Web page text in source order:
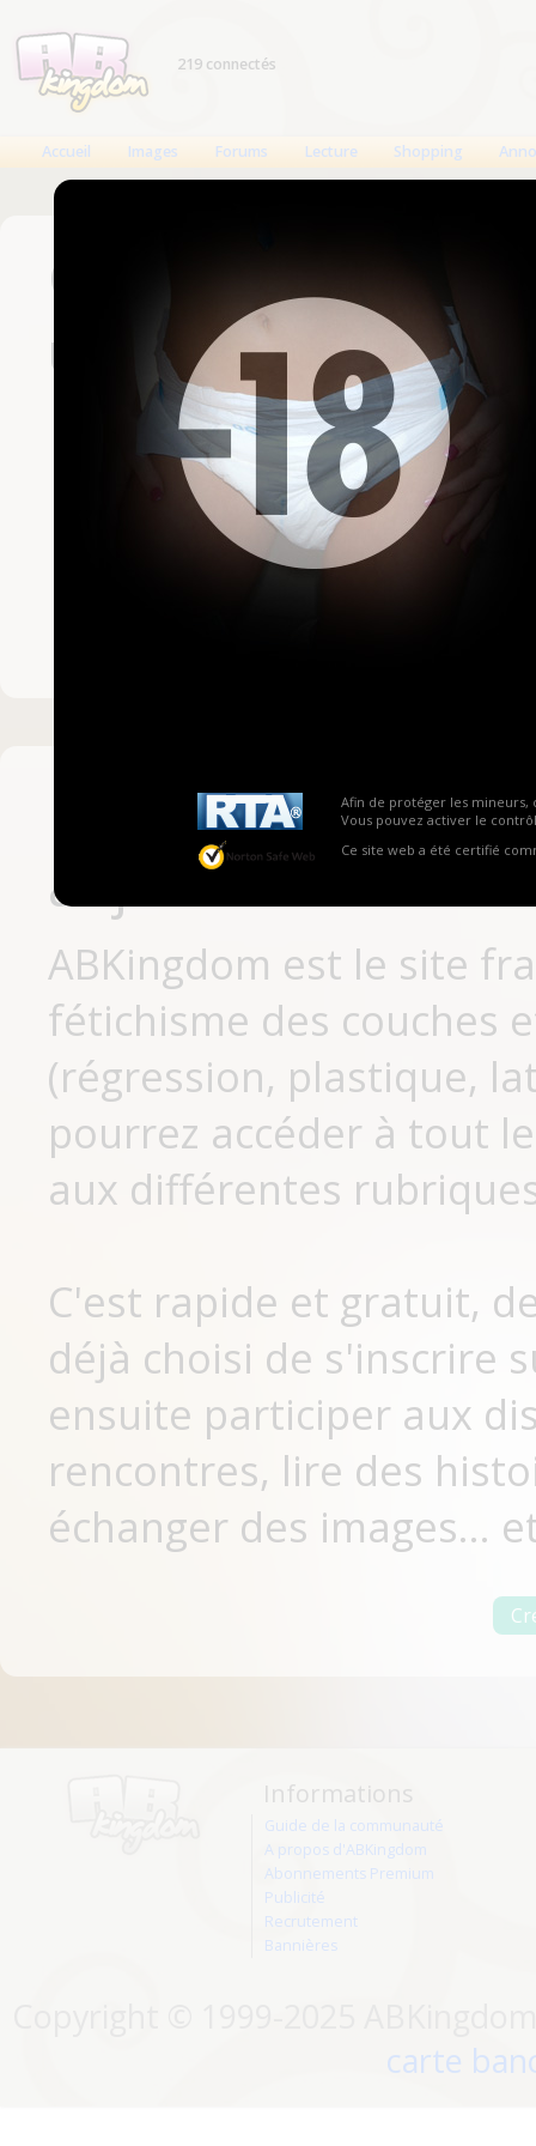
Afin de protéger les mineurs,
Vous pouvez activer le
Ce site web a été certifié
219 connectés
Accueil Images Forums Lecture Shopping
Connexion
Un compte est
Nom d'utilisateur
Mot de passe
Pas encore
aujourd'hui
ABKingdom est le site
fétichisme des couches
(régression, plastique,
pourrez accéder à tout
aux différentes
C'est rapide et gratuit,
déjà choisi de s'inscrire
ensuite participer aux
rencontres, lire des
échanger des images...
Informations
Guide de la communauté
A propos d'ABKingdom
Abonnements Premium
Publicité
Recrutement
Bannières
carte